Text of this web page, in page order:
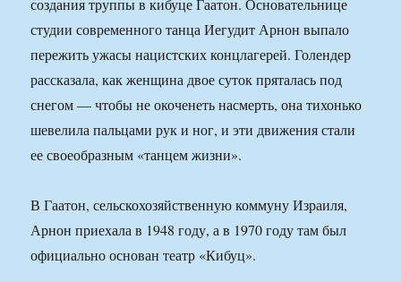
создания труппы в кибуце Гаатон. Основательнице
студии современного танца Иегудит Арнон выпало
пережить ужасы нацистских концлагерей. Голендер
рассказала, как женщина двое суток пряталась под
снегом — чтобы не окоченеть насмерть, она тихонько
шевелила пальцами рук и ног, и эти движения стали
ее своеобразным «танцем жизни».
В Гаатон, сельскохозяйственную коммуну Израиля,
Арнон приехала в 1948 году, а в 1970 году там был
официально основан театр «Кибуц».